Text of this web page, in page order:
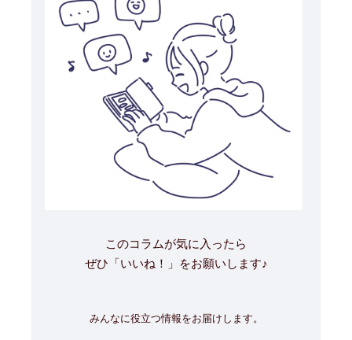
このコラムが気に入ったら
ぜひ「いいね！」をお願いします♪
みんなに役立つ情報をお届けします。